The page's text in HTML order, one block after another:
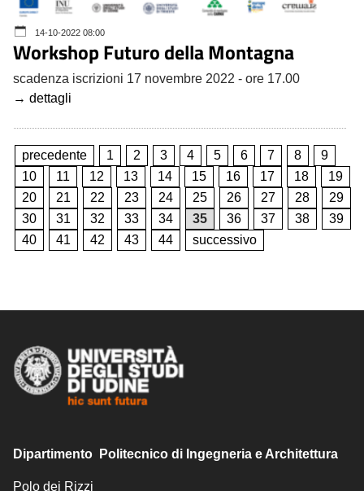
14-10-2022 08:00
Workshop Futuro della Montagna
scadenza iscrizioni 17 novembre 2022 - ore 17.00
→ dettagli
precedente 1 2 3 4 5 6 7 8
9
10
11 12 13 14 15 16 17 18
19
20
21 22 23 24 25 26 27 28
29
30
31 32 33 34 35 36 37 38
39
40
41 42 43 44 successivo
Dipartimento Politecnico di Ingegneria e Architettura
Polo dei Rizzi